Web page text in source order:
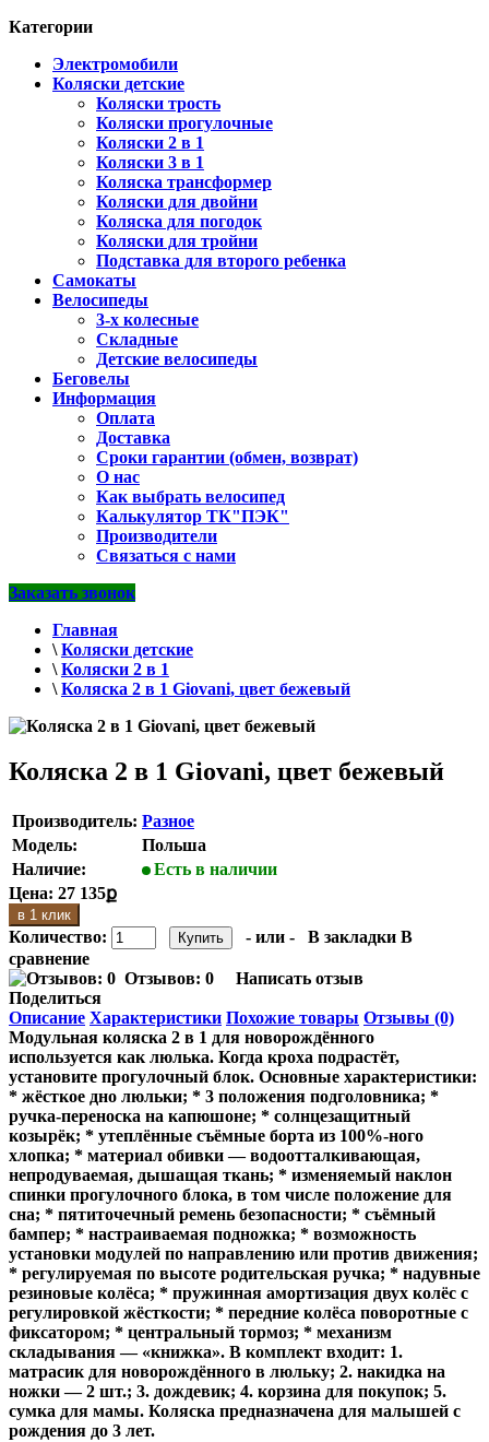
Категории
Электромобили
Коляски детские
Коляски трость
Коляски прогулочные
Коляски 2 в 1
Коляски 3 в 1
Коляска трансформер
Коляски для двойни
Коляска для погодок
Коляски для тройни
Подставка для второго ребенка
Самокаты
Велосипеды
3-х колесные
Складные
Детские велосипеды
Беговелы
Информация
Оплата
Доставка
Сроки гарантии (обмен, возврат)
О нас
Как выбрать велосипед
Калькулятор ТК"ПЭК"
Производители
Связаться с нами
Заказать звонок
Главная
\Коляски детские
\Коляски 2 в 1
\Коляска 2 в 1 Giovani, цвет бежевый
Коляска 2 в 1 Giovani, цвет бежевый
Производитель: Разное
Модель:
Польша
Наличие:
Есть в наличии
Цена: 27 135ք
в 1 клик
Количество: - или - В закладки В
сравнение
Отзывов: 0
Написать отзыв
Поделиться
Описание Характеристики Похожие товары Отзывы (0)
Модульная коляска 2 в 1 для новорождённого
используется как люлька. Когда кроха подрастёт,
установите прогулочный блок. Основные характеристики:
* жёсткое дно люльки; * 3 положения подголовника; *
ручка-переноска на капюшоне; * солнцезащитный
козырёк; * утеплённые съёмные борта из 100%-ного
хлопка; * материал обивки — водоотталкивающая,
непродуваемая, дышащая ткань; * изменяемый наклон
спинки прогулочного блока, в том числе положение для
сна; * пятиточечный ремень безопасности; * съёмный
бампер; * настраиваемая подножка; * возможность
установки модулей по направлению или против движения;
* регулируемая по высоте родительская ручка; * надувные
резиновые колёса; * пружинная амортизация двух колёс с
регулировкой жёсткости; * передние колёса поворотные с
фиксатором; * центральный тормоз; * механизм
складывания — «книжка». В комплект входит: 1.
матрасик для новорождённого в люльку; 2. накидка на
ножки — 2 шт.; 3. дождевик; 4. корзина для покупок; 5.
сумка для мамы. Коляска предназначена для малышей с
рождения до 3 лет.